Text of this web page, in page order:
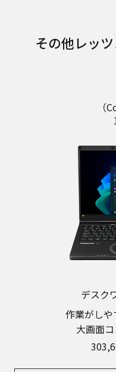
その他レッ
（
デスク
作業がし
大画面